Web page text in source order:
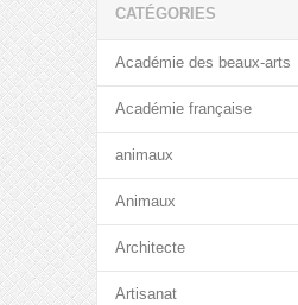
CATÉGORIES
Académie des beaux-arts
Académie française
animaux
Animaux
Architecte
Artisanat